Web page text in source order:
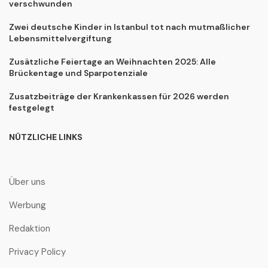
verschwunden
Zwei deutsche Kinder in Istanbul tot nach mutmaßlicher
Lebensmittelvergiftung
Zusätzliche Feiertage an Weihnachten 2025: Alle
Brückentage und Sparpotenziale
Zusatzbeiträge der Krankenkassen für 2026 werden
festgelegt
NÜTZLICHE LINKS
Über uns
Werbung
Redaktion
Privacy Policy